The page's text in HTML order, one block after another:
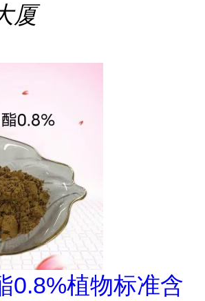
厦
0.8%植物标准含